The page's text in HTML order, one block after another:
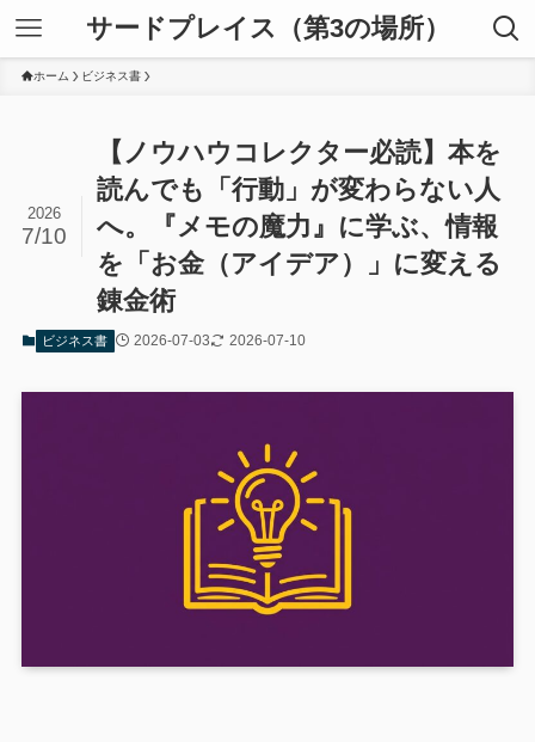
サードプレイス（第3の場所）
ホーム ビジネス書
【ノウハウコレクター必読】本を
読んでも「行動」が変わらない人
へ。『メモの魔力』に学ぶ、情報
を「お金（アイデア）」に変える
錬金術
2026
7/10
ビジネス書 2026-07-03 2026-07-10